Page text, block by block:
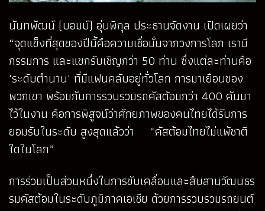
นันทพัฒน์ (บอมบ์) อุ่นพิกุล ประธานจัดงาน เปิดเผยว่า
“จุดแข็งที่สุดของปีนี้คือความเชื่อมั่นจากวงการโลก เรามี
กรรมการ และแขกรับเชิญกว่า 50 ท่าน ซึ่งแต่ละท่านคือ
'ระดับตำนาน' ที่มีแฟนคลับอยู่ทั่วโลก การมาเยือนของ
พวกเขา พร้อมกับการรวบรวมรถคัสต้อมกว่า 400 คันมา
ไว้ในงาน คือการพิสูจน์ว่าศักยภาพของคนไทยได้รับการ
ยอมรับในระดับ สูงสุดแล้วว่า “คัสต้อมไทยไม่แพ้ชาติ
ใดในโลก”
การร่วมเป็นส่วนหนึ่งในการขับเคลื่อนและสืบสานวัฒนธร
รมคัสต้อมในระดับภูมิภาคเอเชีย ด้วยการรวบรวมรถยนต์